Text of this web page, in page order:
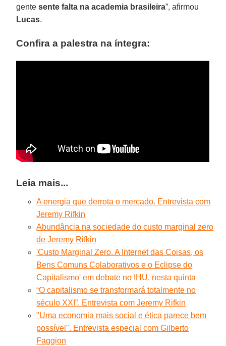
gentesente falta na academia brasileira”, afirmou
Lucas.
Confira a palestra na íntegra:
Leia mais...
A energia que derrota o mercado. Entrevista com
Jeremy Rifkin
Abundância na sociedade do custo marginal zero
de Jeremy Rifkin
'Custo Marginal Zero. A Internet das Coisas, os
Bens Comuns Colaborativos e o Eclipse do
Capitalismo' em debate no IHU, nesta quinta
“O capitalismo se transformará totalmente no
século XXI”. Entrevista com Jeremy Rifkin
"Uma economia mais social e ética parece bem
possível". Entrevista especial com Gilberto
Faggion